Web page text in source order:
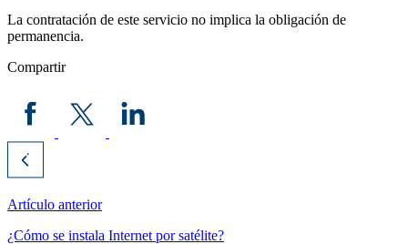
La contratación de este servicio no implica la obligación de
permanencia.
Compartir
Artículo anterior
¿Cómo se instala Internet por satélite?